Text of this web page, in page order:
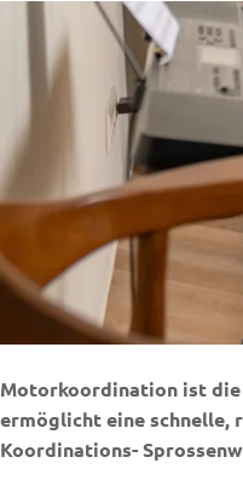
Motorkoordination ist die
ermöglicht eine schnelle,
Koordinations-